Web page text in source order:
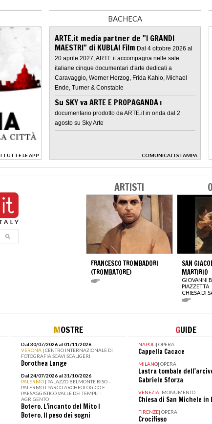
TUTTE LE APP
BACHECA
ARTE.it media partner de "I GRANDI
MAESTRI" di KUBLAI Film Dal 4 ottobre 2026 al
20 aprile 2027, ARTE.it accompagna nelle sale
italiane cinque documentari d'arte dedicati a
Caravaggio, Werner Herzog, Frida Kahlo, Michael
Ende, Turner & Constable
Su SKY va ARTE E PROPAGANDA Il
documentario prodotto da ARTE.it in onda dal 2
agosto su Sky Arte
COMUNICATI STAMPA
>
ARTISTI
FRANCESCO TROMBADORI
(TROMBATORE)
SAN
MARTIRIO
GIOVANNI
PIAZZETTA
CHIESA DI
MOSTRE
Dal 30/07/2026 al 01/11/2026
VERONA | CENTRO INTERNAZIONALE DI
FOTOGRAFIA SCAVI SCALIGERI
Dorothea Lange
Dal 24/07/2026 al 31/10/2026
PALERMO | PALAZZO BELMONTE RISO -
PALERMO I PARCO ARCHEOLOGICO E
PAESAGGISTICO VALLE DEI TEMPLI -
AGRIGENTO
Botero. L’incanto del Mito I
Botero. Il peso dei sogni
GUIDE
NAPOLI| OPERA
Cappella Cacace
MILANO| OPERA
Lastra tombale
Gabriele Sforza
VENEZIA| MONUMENTO
Chiesa di San Michele in
FIRENZE| OPERA
Crocifisso